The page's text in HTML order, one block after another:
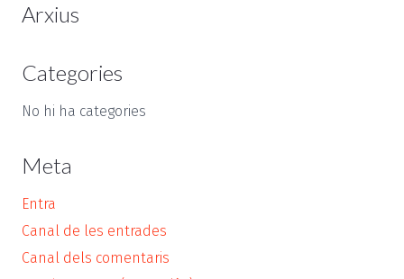
Arxius
Categories
No hi ha categories
Meta
Entra
Canal de les entrades
Canal dels comentaris